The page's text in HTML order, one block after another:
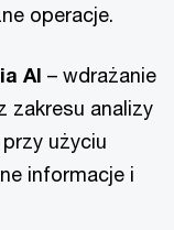
operacje.
AI – wdrażanie
zakresu analizy
użyciu
informacje i